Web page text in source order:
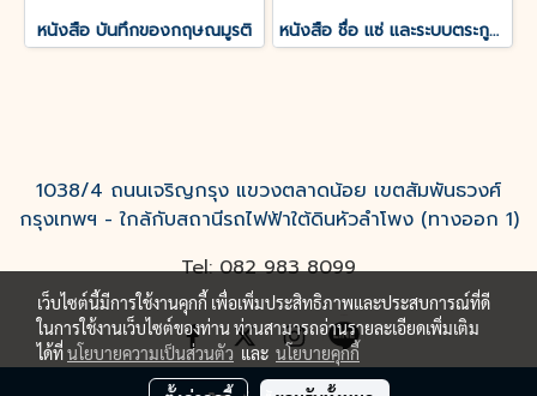
หนังสือ บันทึกของกฤษณมูรติ หนังสือ ชื่อ แซ่ และระบบตระกูลแซ่ : อัตลักษณ์สำคัญเบื้องต้นของคนจีน
1038/4 ถนนเจริญกรุง แขวงตลาดน้อย เขตสัมพันธวงศ์
กรุงเทพฯ - ใกล้กับสถานีรถไฟฟ้าใต้ดินหัวลำโพง (ทางออก 1)
Tel: 082 983 8099
เว็บไซต์นี้มีการใช้งานคุกกี้ เพื่อเพิ่มประสิทธิภาพและประสบการณ์ที่ดี
ในการใช้งานเว็บไซต์ของท่าน ท่านสามารถอ่านรายละเอียดเพิ่มเติม
ได้ที่นโยบายความเป็นส่วนตัวและ นโยบายคุกกี้